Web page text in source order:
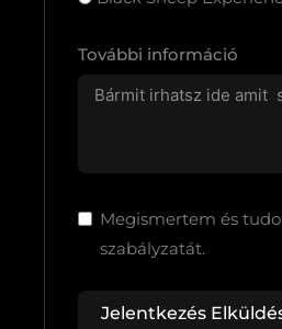
További információ
Megismertem és
szabályzatát.
Jelentkezés